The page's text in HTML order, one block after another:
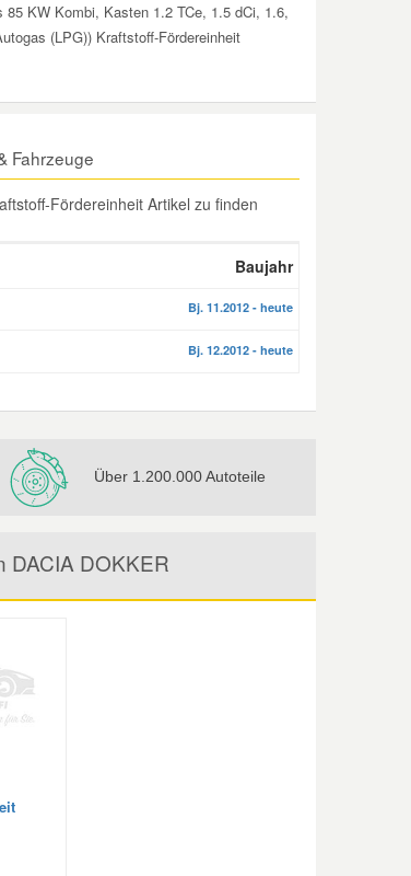
KW Kombi, Kasten 1.2 TCe, 1.5 dCi, 1.6,
(LPG)) Kraftstoff-Fördereinheit
Fahrzeuge
Fördereinheit Artikel zu finden
Baujahr
Bj. 11.2012 - heute
Bj. 12.2012 - heute
Über 1.200.000 Autoteile
DACIA DOKKER